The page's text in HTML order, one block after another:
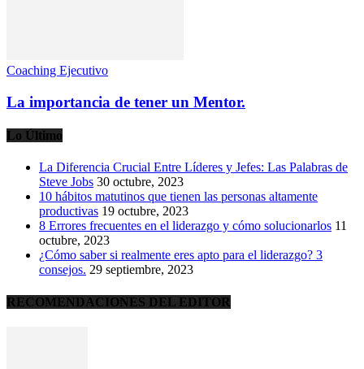
Coaching Ejecutivo
La importancia de tener un Mentor.
Lo Último
La Diferencia Crucial Entre Líderes y Jefes: Las Palabras de
Steve Jobs 30 octubre, 2023
10 hábitos matutinos que tienen las personas altamente
productivas 19 octubre, 2023
8 Errores frecuentes en el liderazgo y cómo solucionarlos 11
octubre, 2023
¿Cómo saber si realmente eres apto para el liderazgo? 3
consejos. 29 septiembre, 2023
RECOMENDACIONES DEL EDITOR